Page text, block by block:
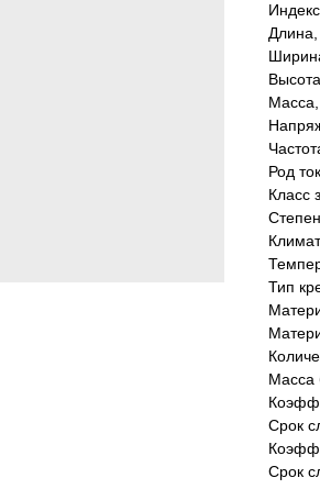
Масса,
Род
Класс
Тип
Масса
Срок
Срок